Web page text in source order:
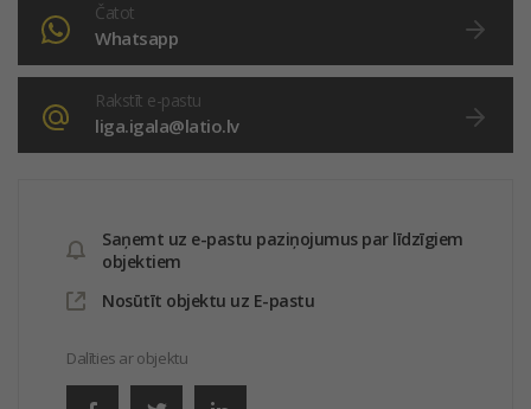
Čatot
Whatsapp
Rakstīt e-pastu
liga.igala@latio.lv
Saņemt uz e-pastu paziņojumus par līdzīgiem
objektiem
Nosūtīt objektu uz E-pastu
Dalīties ar objektu